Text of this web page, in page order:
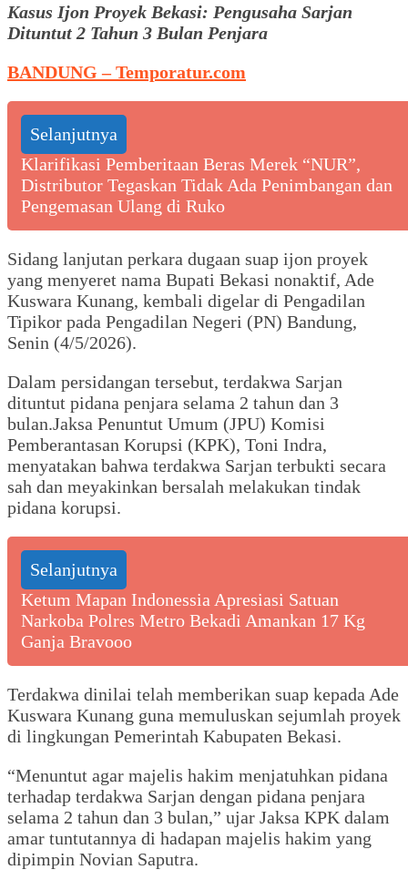
Kasus Ijon Proyek Bekasi: Pengusaha Sarjan
Dituntut 2 Tahun 3 Bulan Penjara
BANDUNG – Temporatur.com
Selanjutnya
Klarifikasi Pemberitaan Beras Merek “NUR”,
Distributor Tegaskan Tidak Ada Penimbangan dan
Pengemasan Ulang di Ruko
Sidang lanjutan perkara dugaan suap ijon proyek
yang menyeret nama Bupati Bekasi nonaktif, Ade
Kuswara Kunang, kembali digelar di Pengadilan
Tipikor pada Pengadilan Negeri (PN) Bandung,
Senin (4/5/2026).
Dalam persidangan tersebut, terdakwa Sarjan
dituntut pidana penjara selama 2 tahun dan 3
bulan.Jaksa Penuntut Umum (JPU) Komisi
Pemberantasan Korupsi (KPK), Toni Indra,
menyatakan bahwa terdakwa Sarjan terbukti secara
sah dan meyakinkan bersalah melakukan tindak
pidana korupsi.
Selanjutnya
Ketum Mapan Indonessia Apresiasi Satuan
Narkoba Polres Metro Bekadi Amankan 17 Kg
Ganja Bravooo
Terdakwa dinilai telah memberikan suap kepada Ade
Kuswara Kunang guna memuluskan sejumlah proyek
di lingkungan Pemerintah Kabupaten Bekasi.
“Menuntut agar majelis hakim menjatuhkan pidana
terhadap terdakwa Sarjan dengan pidana penjara
selama 2 tahun dan 3 bulan,” ujar Jaksa KPK dalam
amar tuntutannya di hadapan majelis hakim yang
dipimpin Novian Saputra.